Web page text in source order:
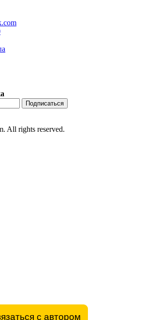
с автором
Подписаться
All rights reserved.